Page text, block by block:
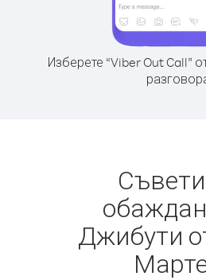
Изберете “Viber Out Call”
Джибути